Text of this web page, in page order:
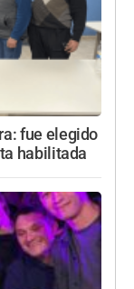
fue elegido
habilitada